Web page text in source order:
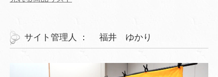
サイト管理人 ： 福井 ゆかり